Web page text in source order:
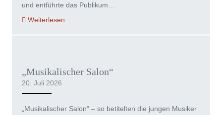
und entführte das Publikum…
Weiterlesen
„Musikalischer Salon“
20. Juli 2026
„Musikalischer Salon“ – so betitelten die jungen Musiker